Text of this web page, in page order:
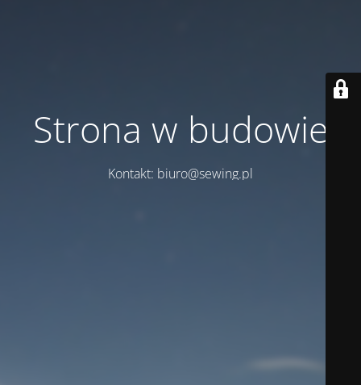
Strona w budowie
Kontakt: biuro@sewing.pl